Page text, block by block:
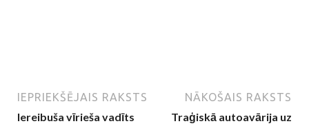
IEPRIEKŠĒJAIS RAKSTS
Iereibuša vīrieša vadīts
NĀKOŠAIS RAKSTS
Traģiskā autoavārija uz